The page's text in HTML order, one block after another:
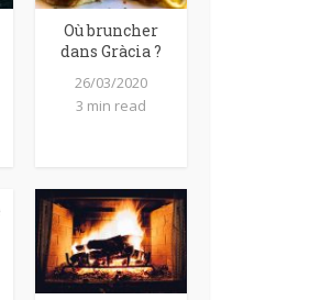
Où bruncher
dans Gràcia ?
26/03/2020
3 min read